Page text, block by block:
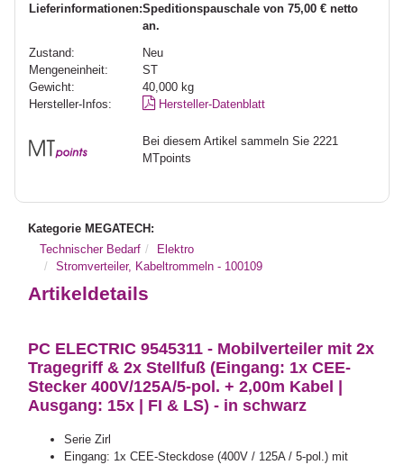
Lieferinformationen:Speditionspauschale von 75,00 € netto
an.
Zustand:
Neu
Mengeneinheit:
ST
Gewicht:
40,000 kg
Hersteller-Infos:
Hersteller-Datenblatt
Bei diesem Artikel sammeln Sie 2221
MTpoints
Kategorie MEGATECH:
Technischer Bedarf
Elektro
Stromverteiler, Kabeltrommeln - 100109
Artikeldetails
PC ELECTRIC 9545311 - Mobilverteiler mit 2x
Tragegriff & 2x Stellfuß (Eingang: 1x CEE-
Stecker 400V/125A/5-pol. + 2,00m Kabel |
Ausgang: 15x | FI & LS) - in schwarz
Serie Zirl
Eingang: 1x CEE-Steckdose (400V / 125A / 5-pol.) mit